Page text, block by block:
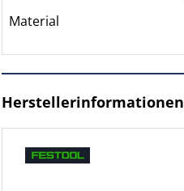
Material
Herstellerinformationen